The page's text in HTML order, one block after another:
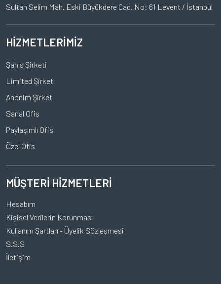
Sultan Selim Mah. Eski Büyükdere Cad. No: 61 Levent / İstanbul
HİZMETLERİMİZ
Şahıs Şirketi
Limited Şirket
Anonim Şirket
Sanal Ofis
Paylaşımlı Ofis
Özel Ofis
MÜŞTERİ HİZMETLERİ
Hesabım
Kişisel Verilerin Korunması
Kullanım Şartları - Üyelik Sözleşmesi
S.S.S
İletişim